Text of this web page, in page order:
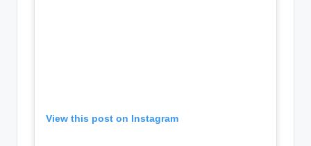
View this post on Instagram